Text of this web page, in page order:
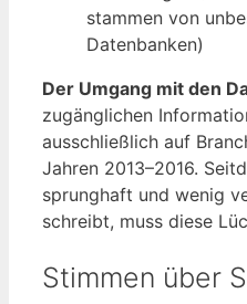
stammen von
Datenbanken)
Der Umgang mit den
zugänglichen
ausschließlich auf
Jahren 2013–2016.
sprunghaft und wenig
schreibt, muss diese
Stimmen über